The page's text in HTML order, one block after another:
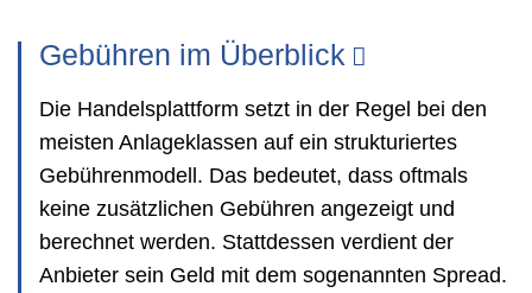
Gebühren im Überblick
Die Handelsplattform setzt in der Regel bei den
meisten Anlageklassen auf ein strukturiertes
Gebührenmodell. Das bedeutet, dass oftmals
keine zusätzlichen Gebühren angezeigt und
berechnet werden. Stattdessen verdient der
Anbieter sein Geld mit dem sogenannten Spread.